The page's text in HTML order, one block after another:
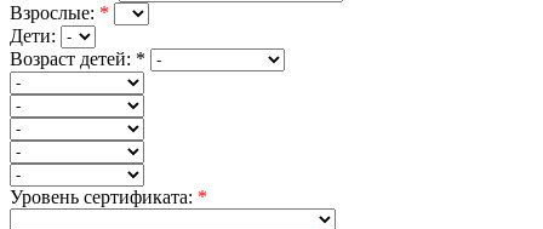
Взрослые: *
Дети:
Возраст детей: *
Уровень сертификата: *